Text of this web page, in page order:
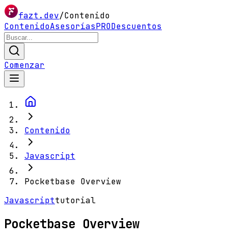
fazt.dev/Contenido
ContenidoAsesoríasPRODescuentos
Comenzar
Contenido
Javascript
Pocketbase Overview
Javascripttutorial
Pocketbase Overview